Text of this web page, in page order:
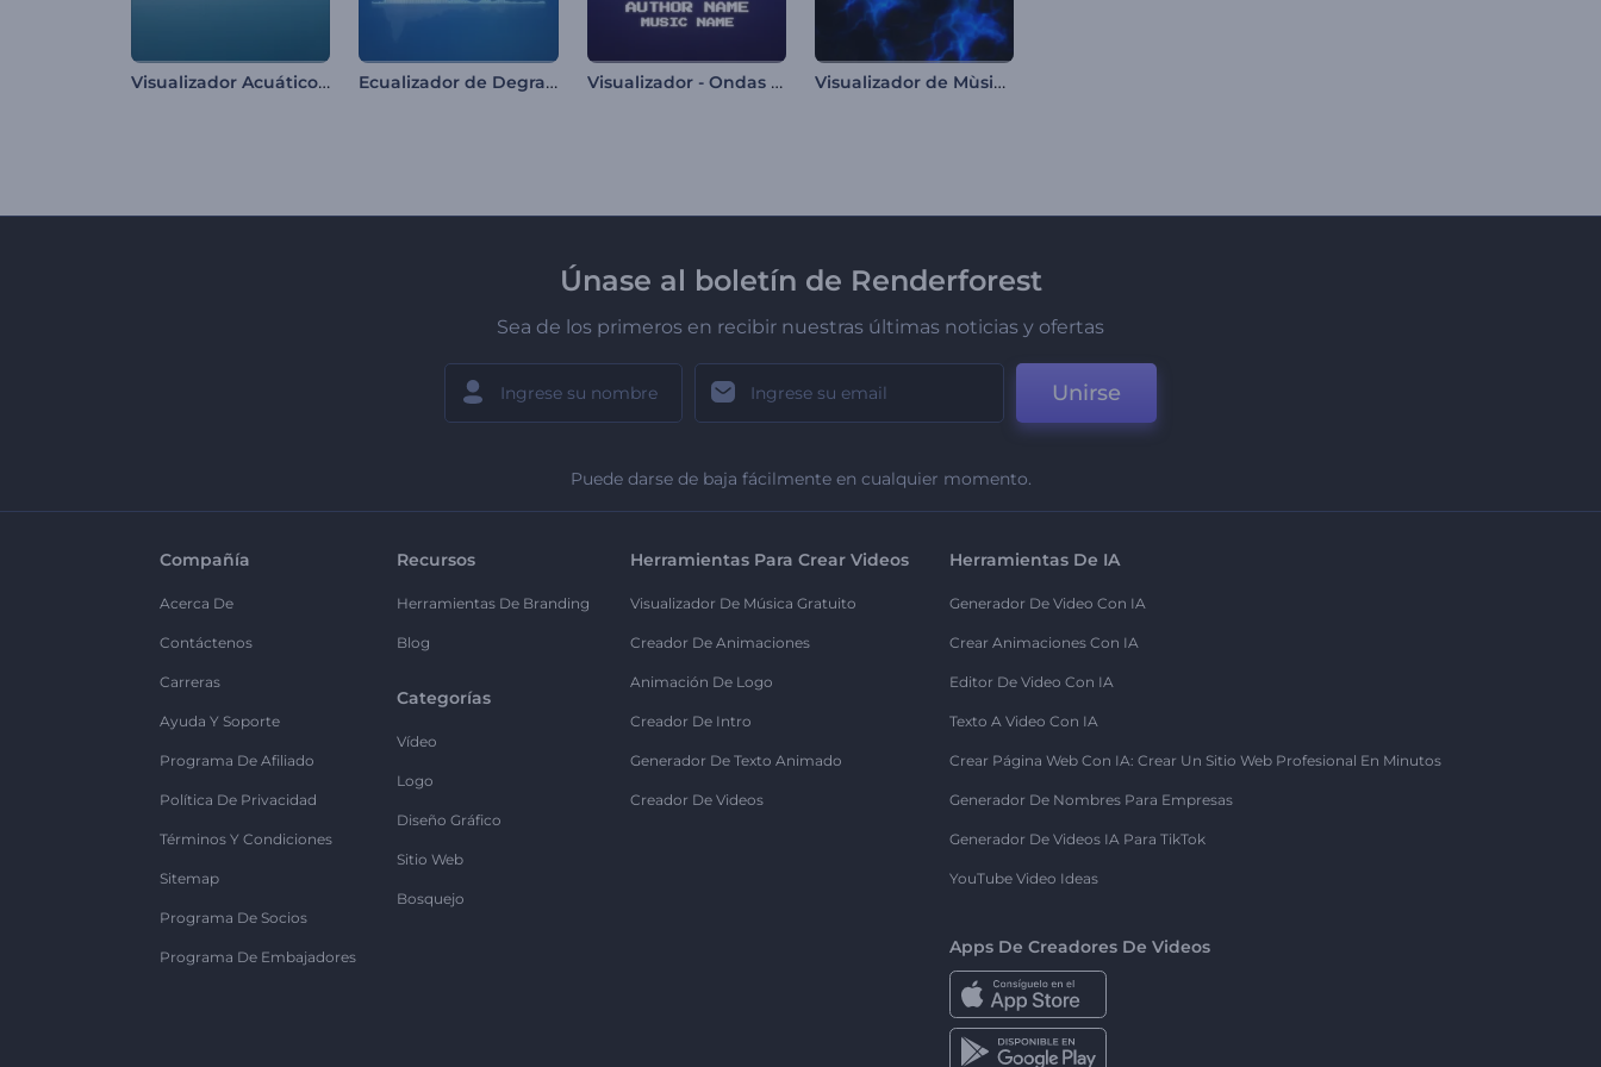
Visualizador Acuático de Música Ecualizador de Degradado Suave Visualizador - Ondas Pixeladas Visualizador de Mùsica Dark Lightning
Únase al boletín de Renderforest
Sea de los primeros en recibir nuestras últimas noticias y ofertas
Unirse
Puede darse de baja fácilmente en cualquier momento.
Compañía
Acerca De
Contáctenos
Carreras
Ayuda Y Soporte
Programa De Afiliado
Política De Privacidad
Términos Y Condiciones
Sitemap
Programa De Socios
Programa De Embajadores
Recursos
Herramientas De Branding
Blog
Categorías
Vídeo
Logo
Diseño Gráfico
Sitio Web
Bosquejo
Herramientas Para Crear Videos
Visualizador De Música Gratuito
Creador De Animaciones
Animación De Logo
Creador De Intro
Generador De Texto Animado
Creador De Videos
Herramientas De IA
Generador De Video Con IA
Crear Animaciones Con IA
Editor De Video Con IA
Texto A Video Con IA
Crear Página Web Con IA: Crear Un Sitio Web Profesional En Minutos
Generador De Nombres Para Empresas
Generador De Videos IA Para TikTok
YouTube Video Ideas
Apps De Creadores De Videos